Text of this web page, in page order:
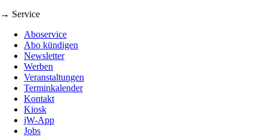
→ Service
Aboservice
Abo kündigen
Newsletter
Werben
Veranstaltungen
Terminkalender
Kontakt
Kiosk
jW-App
Jobs